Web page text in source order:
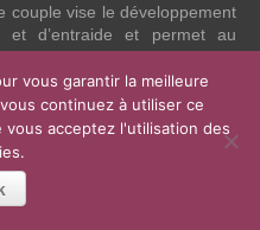
couple vise le développement
et d’entraide et permet au
à guérir de vieilles blessures
l’approche systémique, une
d’intervention. La thérapie de
les problèmes et les conflits
de gérer efficacement
vous garantir la meilleure
continuez à utiliser ce
acceptez l'utilisation des